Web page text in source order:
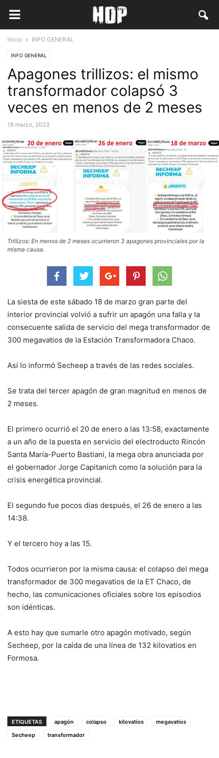
Inicio INFO GENERAL
INFO GENERAL
Apagones trillizos: el mismo
transformador colapsó 3
veces en menos de 2 meses
18 marzo, 2023
Trillizos: En menos de 2 meses ocurrieron 3 apagones provinciales por la
misma causa.
La siesta de este sábado 18 de marzo gran parte del
interior provincial volvió a sufrir un apagón una falla y la
consecuente salida de servicio del mega transformador de
300 megavatios de la Estación Transformadora Chaco.
Así lo informó Secheep a través de las redes sociales.
Se trata del tercer apagón de gran magnitud en menos de
2 meses.
El primero ocurrió el 20 de enero a las 13:58, exactamente
a un año de la puesta en servicio del electroducto Rincón
Santa María-Puerto Bastiani, la mega obra anunciada por
el gobernador Jorge Capitanich como la solución para la
crisis energética provincial.
El segundo fue pocos días después, el 26 de enero a las
14:38.
Y el tercero hoy a las 15.
Todos ocurrieron por la misma causa: el colapso del mega
transformador de 300 megavatios de la ET Chaco, de
hecho, las comunicaciones oficiales sobre los episodios
son idénticas.
A esto hay que sumarle otro apagón motivado, según
Secheep, por la caída de una línea de 132 kilovatios en
Formosa.
ETIQUETAS apagón colapso kilovatios
megavatios
Secheep
transformador